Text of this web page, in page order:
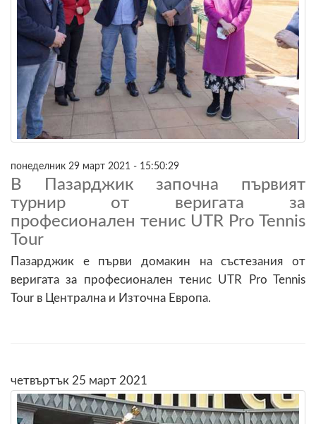
понеделник 29 март 2021 - 15:50:29
В Пазарджик започна първият
турнир от веригата за
професионален тенис UTR Pro Tennis
Tour
Пазарджик е първи домакин на състезания от
веригата за професионален тенис UTR Pro Tennis
Tour в Централна и Източна Европа.
четвъртък 25 март 2021